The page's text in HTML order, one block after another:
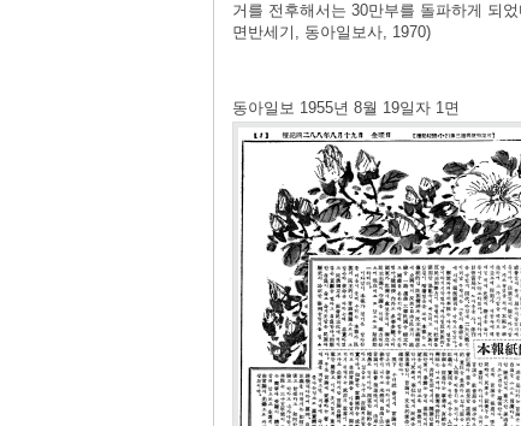
거를 전후해서는 30만부를 돌파하게 되
면반세기, 동아일보사, 1970)
동아일보 1955년 8월 19일자 1면